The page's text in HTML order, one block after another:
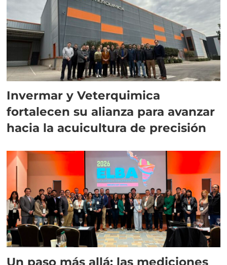
Invermar y Veterquimica
fortalecen su alianza para avanzar
hacia la acuicultura de precisión
Un paso más allá: las mediciones